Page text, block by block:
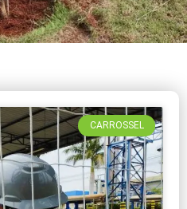
CARROSSEL